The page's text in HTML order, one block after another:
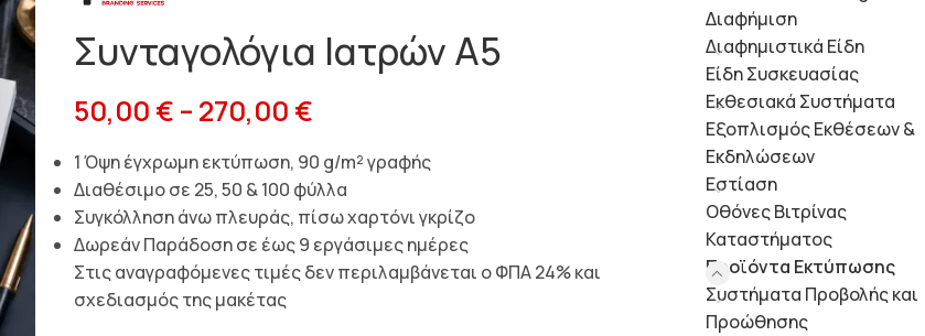
Συνταγολόγια Ιατρών Α5
50,00 € – 270,00 €
1 Όψη έγχρωμη εκτύπωση, 90 g/m² γραφής
Διαθέσιμο σε 25, 50 & 100 φύλλα
Συγκόλληση άνω πλευράς, πίσω χαρτόνι γκρίζο
Δωρεάν Παράδοση σε έως 9 εργάσιμες ημέρες
Στις αναγραφόμενες τιμές δεν περιλαμβάνεται ο ΦΠΑ 24% και
σχεδιασμός της μακέτας
Διαφήμιση
Διαφημιστικά Είδη
Είδη Συσκευασίας
Εκθεσιακά Συστήματα
Εξοπλισμός Εκθέσεων &
Εκδηλώσεων
Εστίαση
Οθόνες Βιτρίνας
Καταστήματος
Προϊόντα Εκτύπωσης
Συστήματα Προβολής και
Προώθησης